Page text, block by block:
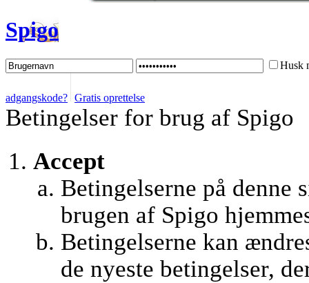
Spigo
Husk
adgangskode? Gratis oprettelse
Betingelser for brug af Spigo
Accept
Betingelserne på denne
brugen af Spigo
Betingelserne kan
de nyeste betingelser,